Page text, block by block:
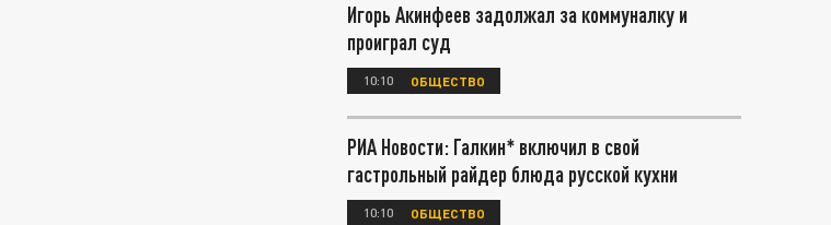
Игорь Акинфеев задолжал за коммуналку и
проиграл суд
10:10 ОБЩЕСТВО
РИА Новости: Галкин* включил в свой
гастрольный райдер блюда русской кухни
10:10 ОБЩЕСТВО